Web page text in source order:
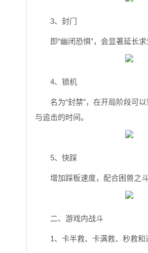
3、封门
即“幽闭恐惧”，会显著延长
4、锁机
名为“封禁”，在开局阶段可
与追击的时间。
5、快踩
增加踩板速度，配合困兽之
二、游戏内战斗
1、卡半救、卡满救、秒救和